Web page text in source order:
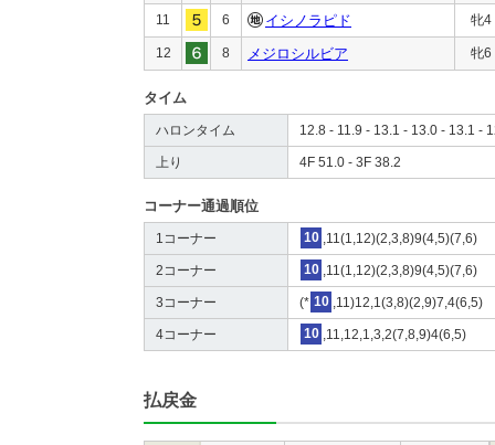
11 6 イシノラピド 牝4
12 8 メジロシルビア 牝6
タイム
ハロンタイム 12.8 - 11.9 - 13.1 - 13.0 - 13.1 -
上り 4F 51.0 - 3F 38.2
コーナー通過順位
1コーナー 10 ,11(1,12)(2,3,8)9(4,5)(7,6)
2コーナー 10 ,11(1,12)(2,3,8)9(4,5)(7,6)
3コーナー (* 10 ,11)12,1(3,8)(2,9)7,4(6,5)
4コーナー 10 ,11,12,1,3,2(7,8,9)4(6,5)
払戻金